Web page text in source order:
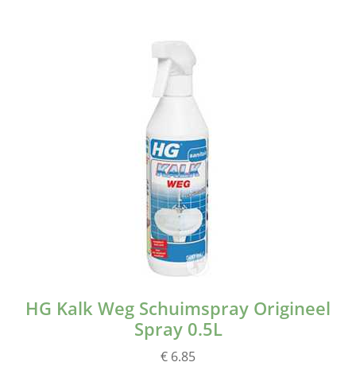
HG Kalk Weg Schuimspray Origineel
Spray 0.5L
€ 6.85